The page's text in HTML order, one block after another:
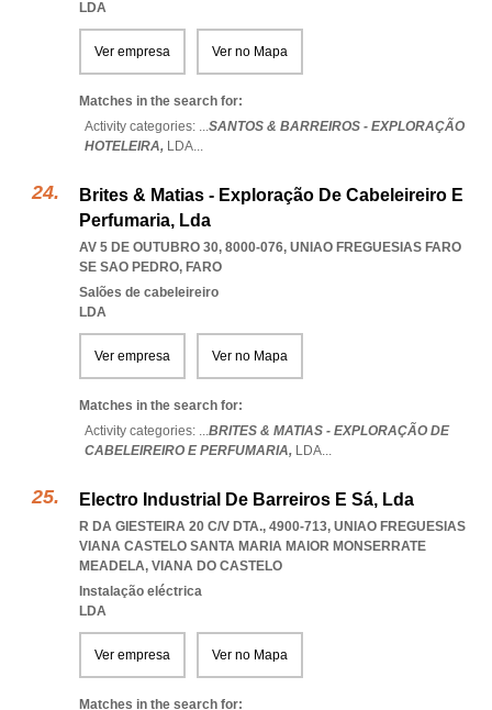
LDA
Ver empresa Ver no Mapa
Matches in the search for:
Activity categories: ...SANTOS & BARREIROS - EXPLORAÇÃO
HOTELEIRA, LDA...
Brites & Matias - Exploração De Cabeleireiro E
Perfumaria, Lda
AV 5 DE OUTUBRO 30, 8000-076, UNIAO FREGUESIAS FARO
SE SAO PEDRO, FARO
Salões de cabeleireiro
LDA
Ver empresa Ver no Mapa
Matches in the search for:
Activity categories: ...BRITES & MATIAS - EXPLORAÇÃO DE
CABELEIREIRO E PERFUMARIA, LDA...
Electro Industrial De Barreiros E Sá, Lda
R DA GIESTEIRA 20 C/V DTA., 4900-713, UNIAO FREGUESIAS
VIANA CASTELO SANTA MARIA MAIOR MONSERRATE
MEADELA, VIANA DO CASTELO
Instalação eléctrica
LDA
Ver empresa Ver no Mapa
Matches in the search for: